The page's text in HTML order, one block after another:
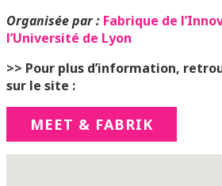
Organisée par : Fabrique de
l’Université de Lyon
>> Pour plus d’information,
sur le site :
MEET & FABRIK